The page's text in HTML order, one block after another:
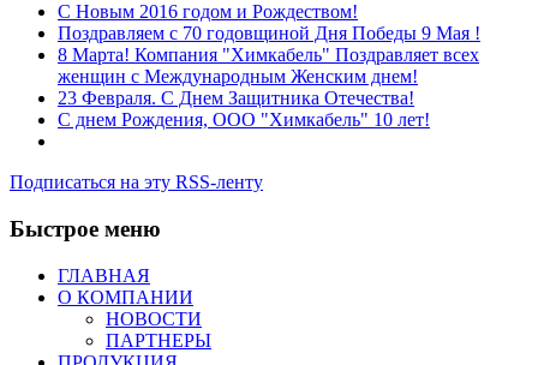
C Новым 2016 годом и Рождеством!
Поздравляем с 70 годовщиной Дня Победы 9 Мая !
8 Марта! Компания "Химкабель" Поздравляет всех
женщин с Международным Женским днем!
23 Февраля. С Днем Защитника Отечества!
С днем Рождения, ООО "Химкабель" 10 лет!
Подписаться на эту RSS-ленту
Быстрое меню
ГЛАВНАЯ
О КОМПАНИИ
НОВОСТИ
ПАРТНЕРЫ